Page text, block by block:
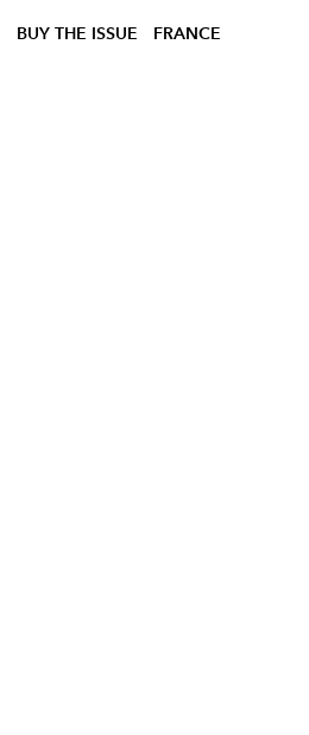
BUY THE ISSUE FRANCE